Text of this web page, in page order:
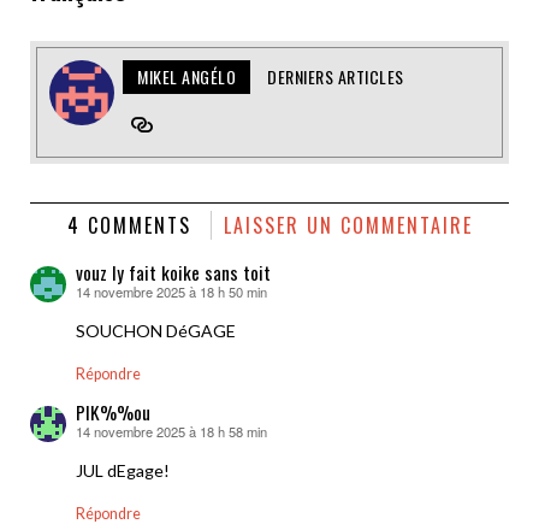
MIKEL ANGÉLO DERNIERS ARTICLES
4 COMMENTS LAISSER UN COMMENTAIRE
vouz ly fait koike sans toit
dit :
14 novembre 2025 à 18 h 50 min
SOUCHON DéGAGE
Répondre
PIK%%ou
dit :
14 novembre 2025 à 18 h 58 min
JUL dEgage!
Répondre